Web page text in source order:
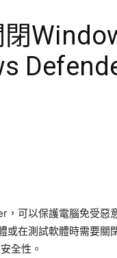
閉
可以保護電腦免受惡
在測試軟體時需要關
全性。